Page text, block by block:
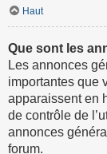
Haut
Que sont les
Les annonces
importantes que
apparaissent en
de contrôle de
annonces
forum.